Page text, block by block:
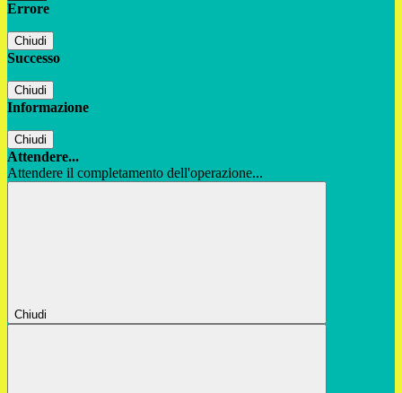
Errore
Chiudi
Successo
Chiudi
Informazione
Chiudi
Attendere...
Attendere il completamento dell'operazione...
Chiudi